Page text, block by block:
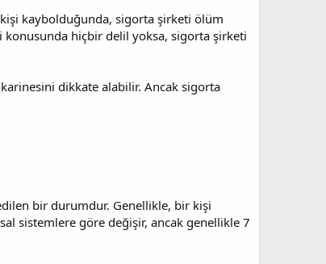
kaybolduğunda, sigorta şirketi ölüm
hiçbir delil yoksa, sigorta şirketi
dikkate alabilir. Ancak sigorta
bir durumdur. Genellikle, bir kişi
sistemlere göre değişir, ancak genellikle 7